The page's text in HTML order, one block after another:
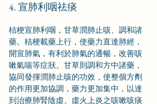
4. 宣肺利咽祛痰
桔梗宣肺利咽，甘草潤肺止咳、調和諸
藥。桔梗載藥上行，使藥力直達肺經，
開宣肺氣，有利於肺氣的通暢，改善咳
嗽氣喘等症狀。甘草則調和方中諸藥，
協同發揮潤肺止咳的功效，使整個方劑
的作用更加協調，藥力更加集中，以達
到治療肺腎陰虛、虛火上炎之咳嗽咳痰